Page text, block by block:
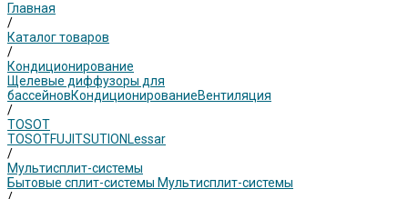
Главная
/
Каталог товаров
/
Кондиционирование
Щелевые диффузоры для
бассейновКондиционированиеВентиляция
/
TOSOT
TOSOTFUJITSUTION Lessar
/
Мультисплит-системы
Бытовые сплит-системы Мультисплит-системы